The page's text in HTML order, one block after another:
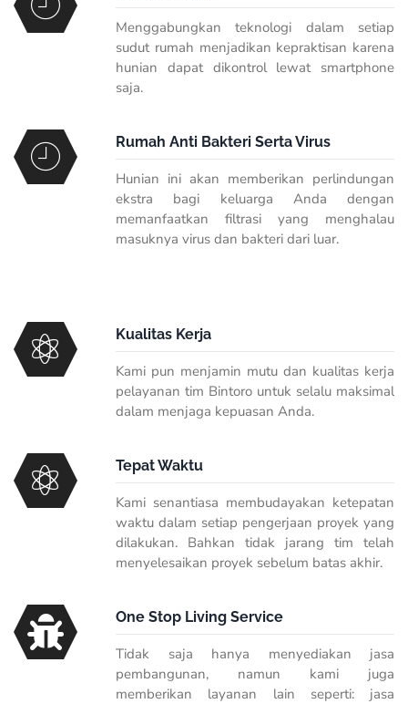
Menggabungkan teknologi dalam setiap
sudut rumah menjadikan kepraktisan karena
hunian dapat dikontrol lewat smartphone
saja.
Rumah Anti Bakteri Serta Virus
Hunian ini akan memberikan perlindungan
ekstra bagi keluarga Anda dengan
memanfaatkan filtrasi yang menghalau
masuknya virus dan bakteri dari luar.
Kualitas Kerja
Kami pun menjamin mutu dan kualitas kerja
pelayanan tim Bintoro untuk selalu maksimal
dalam menjaga kepuasan Anda.
Tepat Waktu
Kami senantiasa membudayakan ketepatan
waktu dalam setiap pengerjaan proyek yang
dilakukan. Bahkan tidak jarang tim telah
menyelesaikan proyek sebelum batas akhir.
One Stop Living Service
Tidak saja hanya menyediakan jasa
pembangunan, namun kami juga
memberikan layanan lain seperti: jasa